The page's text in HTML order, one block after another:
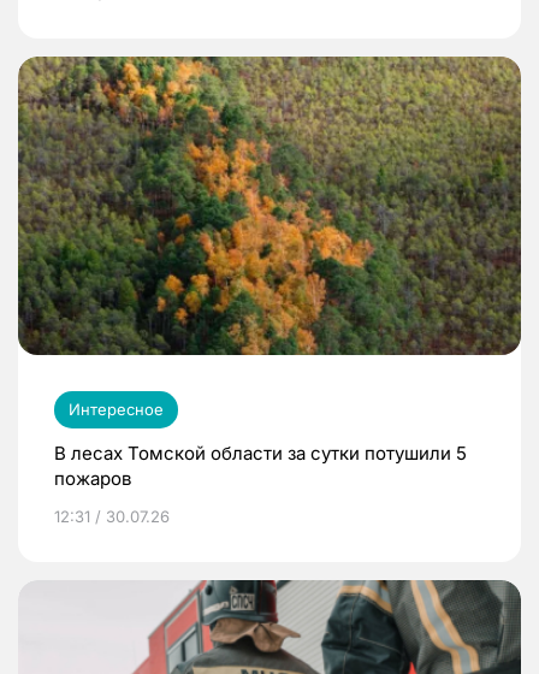
Интересное
В лесах Томской области за сутки потушили 5
пожаров
12:31 / 30.07.26